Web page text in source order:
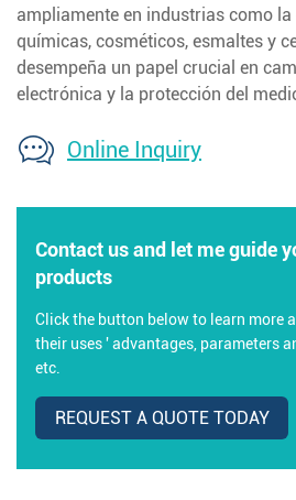
ampliamente en industrias como
químicas, cosméticos, esmaltes y
desempeña un papel crucial en
electrónica y la protección del
Online Inquiry
Contact us and let me guide
products
Click the button below to learn more
their uses ' advantages, parameters
etc.
REQUEST A QUOTE TODAY